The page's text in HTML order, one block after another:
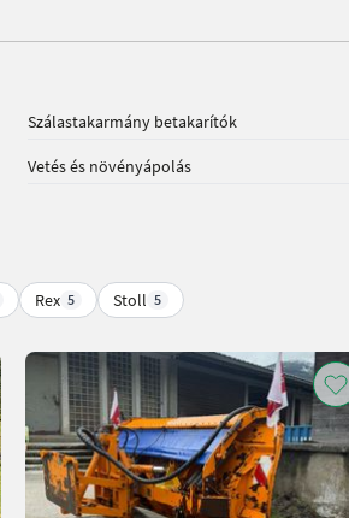
Szálastakarmány betakarítók
Vetés és növényápolás
Rex 5 Stoll 5